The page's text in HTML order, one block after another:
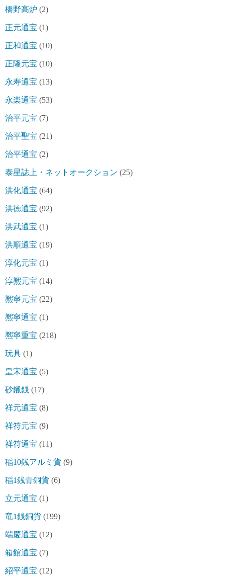
橋野高炉 (2)
正元通宝 (1)
正和通宝 (10)
正隆元宝 (10)
永寿通宝 (13)
永楽通宝 (53)
治平元宝 (7)
治平聖宝 (21)
治平通宝 (2)
泰星誌上・ネットオークション (25)
洪化通宝 (64)
洪徳通宝 (92)
洪武通宝 (1)
洪順通宝 (19)
淳化元宝 (1)
淳熈元宝 (14)
熈寧元宝 (22)
熈寧通宝 (1)
熈寧重宝 (218)
玩具 (1)
皇宋通宝 (5)
砂鑞銭 (17)
祥元通宝 (8)
祥符元宝 (9)
祥符通宝 (11)
稲10銭アルミ貨 (9)
稲1銭青銅貨 (6)
立元通宝 (1)
竜1銭銅貨 (199)
端慶通宝 (12)
箱館通宝 (7)
紹平通宝 (12)